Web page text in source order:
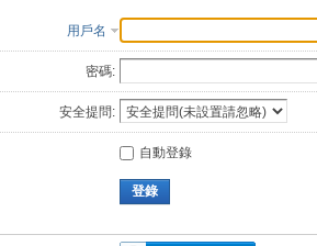
用戶名
密碼:
安全提問:
自動登錄
登錄